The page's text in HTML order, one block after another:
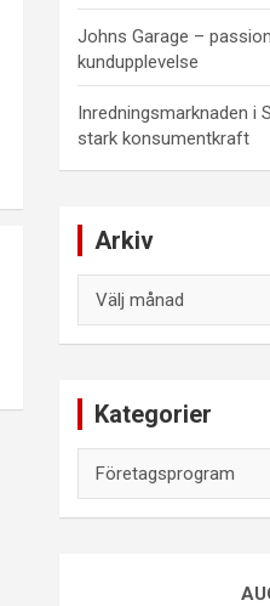
Johns Garage –
kundupplevelse
Inredningsmarknaden i
stark konsumentkraft
Arkiv
Kategorier